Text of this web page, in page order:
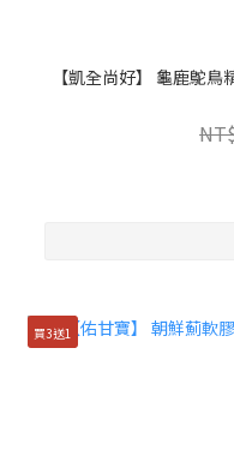
【凱全尚好】 龜鹿鴕
買3送1